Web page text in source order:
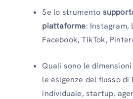
Se lo strumento
piattaforme: Instagram,
Facebook, TikTok,
Quali sono le
le esigenze del flusso
individuale, startup,